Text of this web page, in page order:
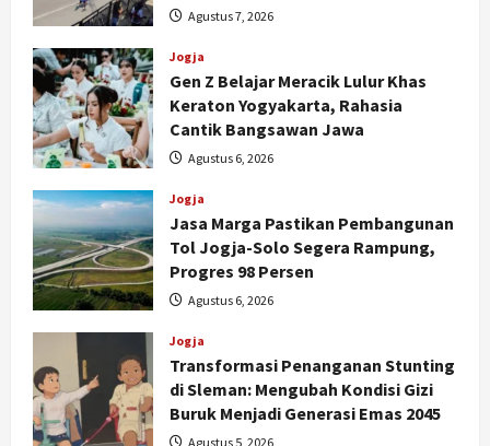
Agustus 7, 2026
Jogja
Gen Z Belajar Meracik Lulur Khas
Keraton Yogyakarta, Rahasia
Cantik Bangsawan Jawa
Agustus 6, 2026
Jogja
Jasa Marga Pastikan Pembangunan
Tol Jogja-Solo Segera Rampung,
Progres 98 Persen
Agustus 6, 2026
Jogja
Transformasi Penanganan Stunting
di Sleman: Mengubah Kondisi Gizi
Buruk Menjadi Generasi Emas 2045
Agustus 5, 2026